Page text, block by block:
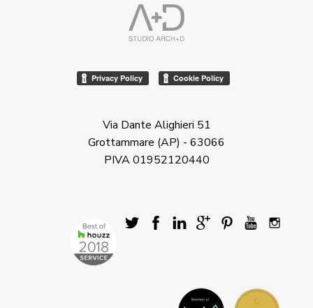
Via Dante Alighieri 51
Grottammare (AP) - 63066
PIVA 01952120440